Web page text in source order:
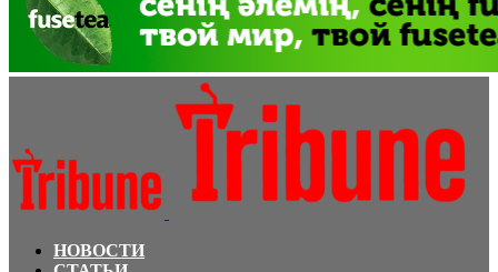
НОВОСТИ